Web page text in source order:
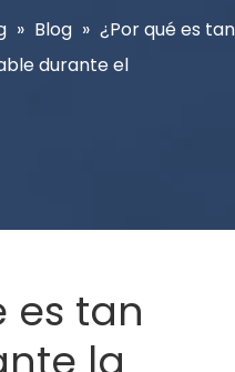
» Blog » ¿Por qué es tan
durante el
es tan